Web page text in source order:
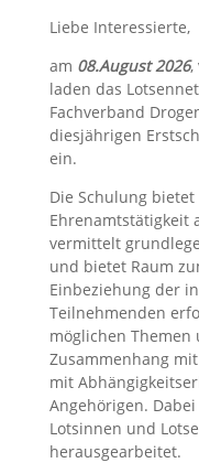
Liebe Interessierte,
am 08.August 2026,
laden das
Fachverband
diesjährigen
ein.
Die Schulung
Ehrenamtstätigkeit
vermittelt
und bietet Raum
Einbeziehung der
Teilnehmenden
möglichen Themen
Zusammenhang
mit
Angehörigen.
Lotsinnen und
herausgearbeitet.